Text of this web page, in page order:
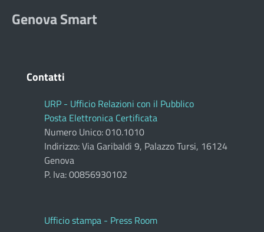
Genova Smart
Contatti
URP - Ufficio Relazioni con il Pubblico
Posta Elettronica Certificata
Numero Unico: 010.1010
Indirizzo: Via Garibaldi 9, Palazzo Tursi, 16124
Genova
P. Iva: 00856930102
Ufficio stampa - Press Room